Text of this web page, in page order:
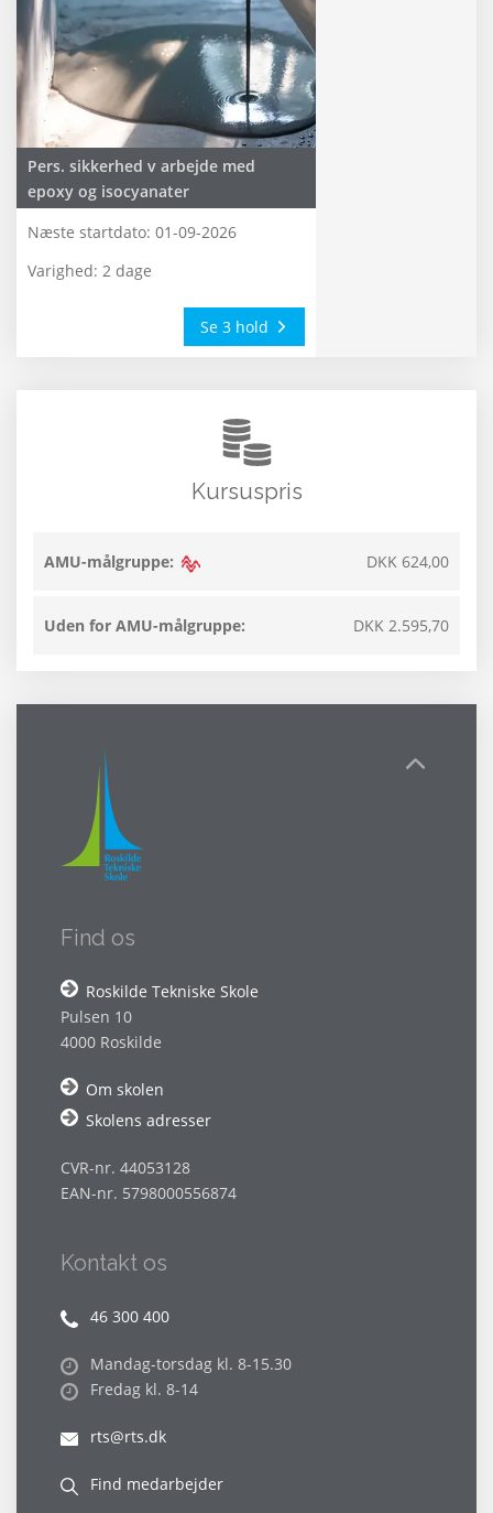
Pers. sikkerhed v arbejde med
epoxy og isocyanater
Næste startdato: 01-09-2026
Varighed: 2 dage
Se 3 hold
Kursuspris
AMU-målgruppe: DKK 624,00
Uden for AMU-målgruppe: DKK 2.595,70
Find os
Roskilde Tekniske Skole
Pulsen 10
4000 Roskilde
Om skolen
Skolens adresser
CVR-nr. 44053128
EAN-nr. 5798000556874
Kontakt os
46 300 400
Mandag-torsdag kl. 8-15.30
Fredag kl. 8-14
rts@rts.dk
Find medarbejder